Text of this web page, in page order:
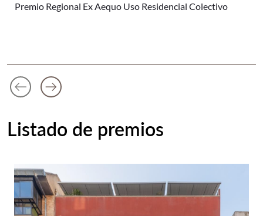
Premio Regional Ex Aequo Uso Residencial Colectivo
Anterior diapositiva
arrow_left_alt
Siguiente diapositiva
arrow_right_alt
Listado de premios